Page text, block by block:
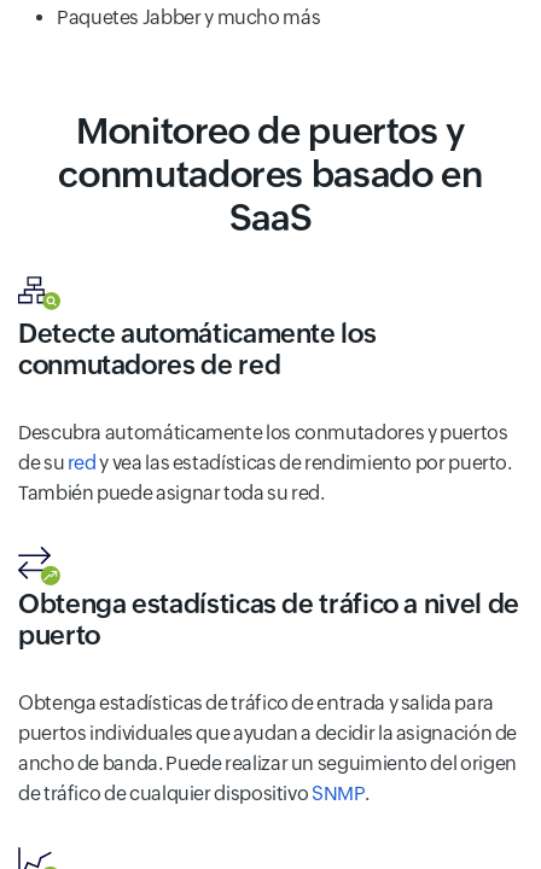
Paquetes Jabber y mucho más
Monitoreo de puertos y
conmutadores basado en
SaaS
Detecte automáticamente los
conmutadores de red
Descubra automáticamente los conmutadores y puertos
de su red y vea las estadísticas de rendimiento por puerto.
También puede asignar toda su red.
Obtenga estadísticas de tráfico a nivel de
puerto
Obtenga estadísticas de tráfico de entrada y salida para
puertos individuales que ayudan a decidir la asignación de
ancho de banda. Puede realizar un seguimiento del origen
de tráfico de cualquier dispositivo SNMP.